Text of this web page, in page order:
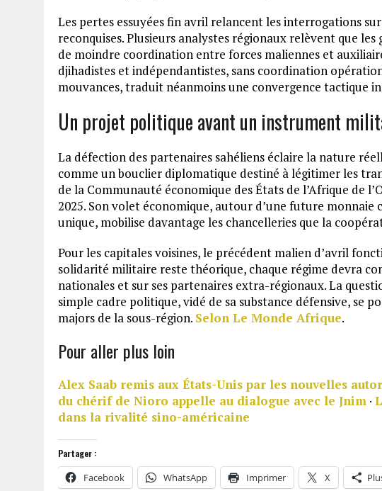
Les pertes essuyées fin avril relancent les interrogations
reconquises. Plusieurs analystes régionaux relèvent que
de moindre coordination entre forces maliennes et
djihadistes et indépendantistes, sans coordination
mouvances, traduit néanmoins une convergence tactique
Un projet politique avant un instrument
La défection des partenaires sahéliens éclaire la nature
comme un bouclier diplomatique destiné à légitimer les
de la Communauté économique des États de l’Afrique de
2025. Son volet économique, autour d’une future
unique, mobilise davantage les chancelleries que la
Pour les capitales voisines, le précédent malien d’avril
solidarité militaire reste théorique, chaque régime devra
nationales et sur ses partenaires extra-régionaux. La
simple cadre politique, vidé de sa substance défensive, se
majors de la sous-région. Selon Le Monde Afrique.
Pour aller plus loin
Alex Saab remis aux États-Unis par les nouvelles
du chérif de Nioro appelle au dialogue avec le Jnim ·
dans la rivalité sino-américaine
Partager :
Facebook WhatsApp Imprimer X